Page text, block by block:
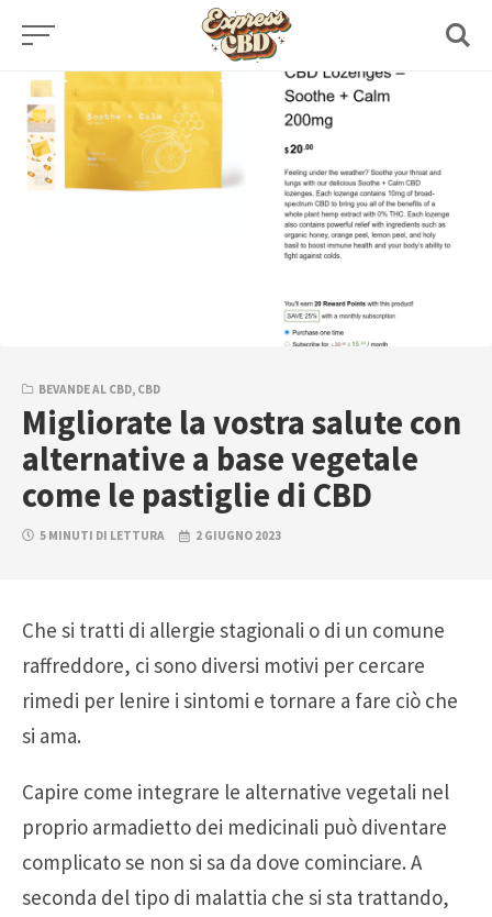
Skip
content
BEVANDE AL CBD, CBD
Migliorate la vostra salute con
alternative a base vegetale
come le pastiglie di CBD
5 MINUTI DI LETTURA 2 GIUGNO 2023
Che si tratti di allergie stagionali o di un comune
raffreddore, ci sono diversi motivi per cercare
rimedi per lenire i sintomi e tornare a fare ciò che
si ama.
Capire come integrare le alternative vegetali nel
proprio armadietto dei medicinali può diventare
complicato se non si sa da dove cominciare. A
seconda del tipo di malattia che si sta trattando,